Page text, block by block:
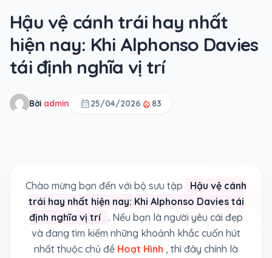
Hậu vệ cánh trái hay nhất
hiện nay: Khi Alphonso Davies
tái định nghĩa vị trí
Bởi admin calendar_month25/04/2026 local_fire_department 83
Chào mừng bạn đến với bộ sưu tập
Hậu vệ cánh
trái hay nhất hiện nay: Khi Alphonso Davies tái
định nghĩa vị trí . Nếu bạn là người yêu cái đẹp
và đang tìm kiếm những khoảnh khắc cuốn hút
nhất thuộc chủ đề Hoạt Hình , thì đây chính là